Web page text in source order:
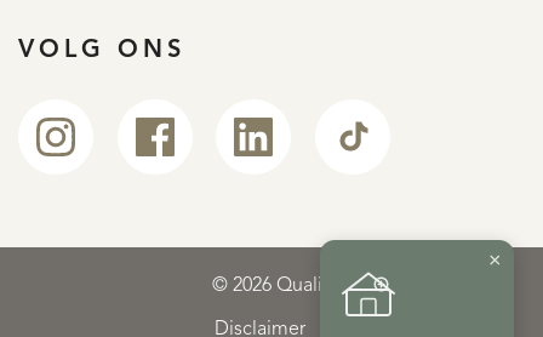
VOLG ONS
© 2026 Qualis
Disclaimer
×